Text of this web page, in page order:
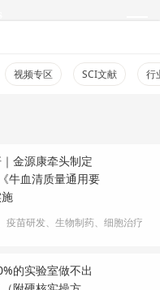
视频专区 SCI文献 行
金源康牵头制定
牛血清质量通用要
疫苗研发、生物制药、细胞治疗
、胎牛血清、供体小牛血清、
的实验室做不出